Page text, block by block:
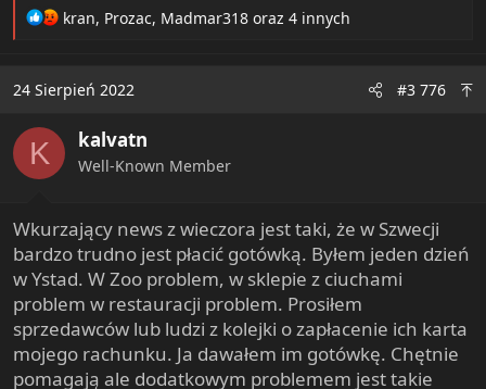
R
t
o
n
kran, Prozac, Madmar318 oraz 4 innych
24 Sierpień 2022 #3 776
K kalvatn
Well-Known Member
Wkurzający news z wieczora jest taki, że w Szwecji
bardzo trudno jest płacić gotówką. Byłem jeden dzień
w Ystad. W Zoo problem, w sklepie z ciuchami
problem w restauracji problem. Prosiłem
sprzedawców lub ludzi z kolejki o zapłacenie ich karta
mojego rachunku. Ja dawałem im gotówkę. Chętnie
pomagają ale dodatkowym problemem jest takie